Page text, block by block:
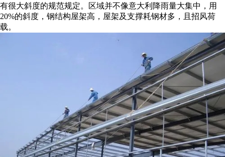
有很大斜度的规范规定。区域并不像意大利降雨量大集中，用
20%的斜度，钢结构屋架高，屋架及支撑耗钢材多，且招风荷
载。